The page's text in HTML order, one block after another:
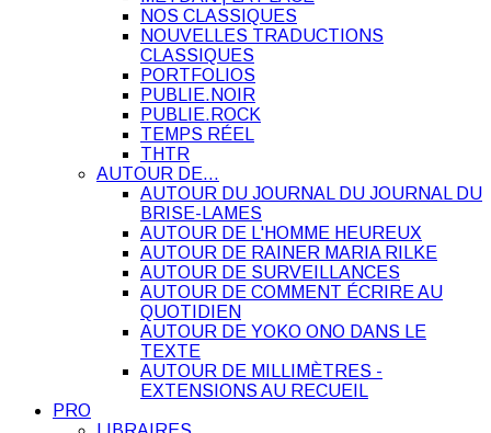
NOS CLASSIQUES
NOUVELLES TRADUCTIONS
CLASSIQUES
PORTFOLIOS
PUBLIE.NOIR
PUBLIE.ROCK
TEMPS RÉEL
THTR
AUTOUR DE…
AUTOUR DU JOURNAL DU JOURNAL DU
BRISE-LAMES
AUTOUR DE L'HOMME HEUREUX
AUTOUR DE RAINER MARIA RILKE
AUTOUR DE SURVEILLANCES
AUTOUR DE COMMENT ÉCRIRE AU
QUOTIDIEN
AUTOUR DE YOKO ONO DANS LE
TEXTE
AUTOUR DE MILLIMÈTRES -
EXTENSIONS AU RECUEIL
PRO